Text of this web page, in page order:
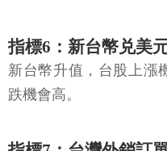
指標6：新台幣兑美
新台幣升值，台股上漲
跌機會高。